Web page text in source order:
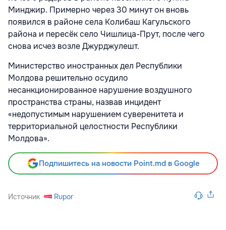
Минджир. Примерно через 30 минут он вновь
появился в районе села Колибаш Кагульского
района и пересёк село Чишлица-Прут, после чего
снова исчез возле Джурджулешт.
Министерство иностранных дел Республики
Молдова решительно осудило
несанкционированное нарушение воздушного
пространства страны, назвав инцидент
«недопустимым нарушением суверенитета и
территориальной целостности Республики
Молдова».
Подпишитесь на новости Point.md в Google
Источник Rupor